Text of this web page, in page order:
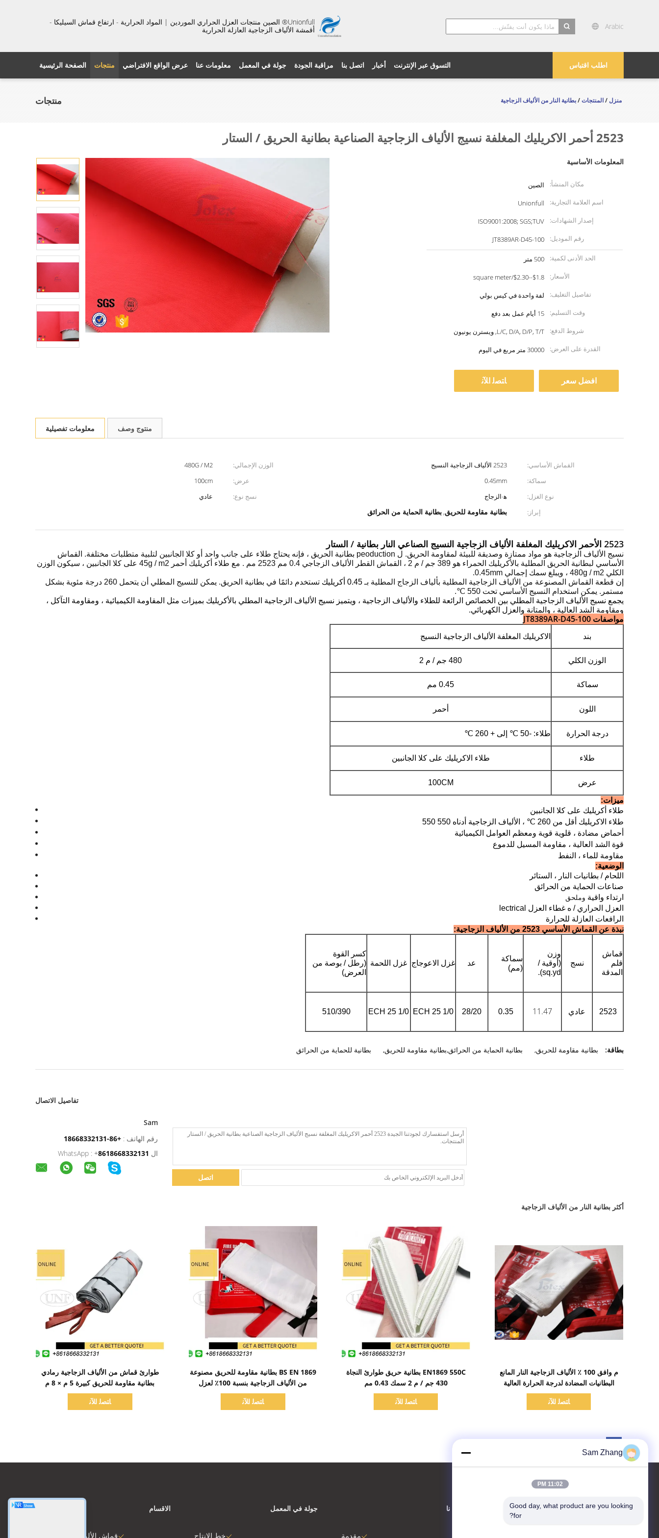
Unionfull® الصين منتجات العزل الحراري الموردين | المواد الحرارية - ارتفاع قماش السيليكا -
أقمشة الألياف الزجاجية العازلة الحرارية
Arabic
اطلب اقتباس الصفحة الرئيسية منتجات عرض الواقع الافتراضي معلومات عنا جولة في المعمل مراقبة الجودة اتصل بنا أخبار التسوق عبر الإنترنت
منتجات منزل/المنتجات/بطانية النار من الألياف الزجاجية
2523 أحمر الاكريليك المغلفة نسيج الألياف الزجاجية الصناعية بطانية الحريق / الستار
المعلومات الأساسية
مكان المنشأ:
الصين
اسم العلامة التجارية:
Unionfull
إصدار الشهادات:
ISO9001:2008; SGS;TUV
رقم الموديل:
JT8389AR-D45-100
الحد الأدنى لكمية:
500 متر
الأسعار:
$1.8--$2.30/square meter
تفاصيل التغليف:
لفة واحدة في كيس بولي
وقت التسليم:
15 أيام عمل بعد دفع
شروط الدفع:
L/C, D/A, D/P, T/T, ويسترن يونيون
القدرة على العرض:
30000 متر مربع في اليوم
افضل سعر ﺎﺘﺼﻟ ﺍﻶﻧ
معلومات تفصيلية منتوج وصف
القماش الأساسي: 2523 الألياف الزجاجية النسيج الوزن الإجمالي:
480G / M2
سماكة:
0.45mm عرض:
100cm
نوع الغزل:
ﻫ-الزجاج نسج نوع:
عادي
إبراز:
بطانية مقاومة للحريق, بطانية الحماية من الحرائق
2523 الأحمر الاكريليك المغلفة الألياف الزجاجية النسيج الصناعي النار بطانية / الستار
نسيج الألياف الزجاجية هو مواد ممتازة وصديقة للبيئة لمقاومة الحريق. ل peoduction بطانية الحريق ، فإنه يحتاج طلاء على جانب واحد أو كلا الجانبين لتلبية متطلبات مختلفة.
القماش
الأساسي لبطانية الحريق المطلية بالأكريليك الحمراء هو 389 جم / م 2
، القماش القطر الألياف الزجاجي 0.4 مم 2523 مم . مع طلاء أكريليك أحمر 45g / m2
على كلا الجانبين ، سيكون الوزن
الكلي 480g / m2 ، ويبلغ سمك إجمالي 0.45mm.
إن قطعة القماش المصنوعة من الألياف الزجاجية المطلية بألياف الزجاج المطلية بـ 0.45 أكريليك تستخدم دائمًا في بطانية الحريق.
يمكن للنسيج المطلي أن يتحمل 260 درجة مئوية بشكل
مستمر. يمكن استخدام النسيج الأساسي تحت 550 ℃.
يجمع نسيج الألياف الزجاجية المطلي بين الخصائص الرائعة للطلاء والألياف الزجاجية ، ويتميز نسيج الألياف الزجاجية المطلي بالأكريليك بميزات مثل المقاومة الكيميائية ، ومقاومة التآكل ،
ومقاومة الشد العالية ، والمتانة والعزل الكهربائي.
مواصفات JT8389AR-D45-100
بند الاكريليك المغلفة الألياف الزجاجية النسيج
الوزن الكلي 480 جم / م 2
سماكة 0.45 مم
اللون أحمر
درجة الحرارة طلاء: -50 ℃ إلى + 260 ℃
طلاء طلاء الاكريليك على كلا الجانبين
عرض 100CM
ميزات:
طلاء أكريليك على كلا الجانبين
طلاء الاكريليك أقل من 260 ℃ ،
الألياف الزجاجية أدناه 550 550
أحماض مضادة ، قلوية قوية ومعظم العوامل الكيميائية
قوة الشد العالية ، مقاومة المسيل للدموع
مقاومة للماء ، النفط
الوضعية:
اللحام / بطانيات النار ، الستائر
صناعات الحماية من الحرائق
ارتداء واقية وملحق
العزل الحراري / ه غطاء العزل lectrical
الرافعات العازلة للحرارة
نبذة عن القماش الأساسي 2523 من الألياف الزجاجية:
قماش
قلم
المدقة
نسج
وزن
(أوقية /
sq.yd).
سماكة
(مم)
عد غزل الاعوجاج غزل اللحمة
كسر القوة
(رطل / بوصة من
العرض)
2523 عادي 11.47
0.35
28/20
ECH 25 1/0
ECH 25 1/0
510/390
بطاقة: بطانية مقاومة للحريق, بطانية الحماية من الحرائق,بطانية مقاومة للحريق, بطانية للحماية من الحرائق
تفاصيل الاتصال
Sam
رقم الهاتف : +86-18668332131
ال WhatsApp :
+8618668332131
اتصل
أكثر بطانية النار من الألياف الزجاجية
اظهر التفاصيل
طوارئ قماش من الألياف الزجاجية رمادي
بطانية مقاومة للحريق كبيرة 5 م × 8 م
للسيارة
ﺎﺘﺼﻟ ﺍﻶﻧ
BS EN 1869 بطانية مقاومة للحريق مصنوعة
من الألياف الزجاجية بنسبة 100٪ لعزل
حراري لمحطة الوقود
ﺎﺘﺼﻟ ﺍﻶﻧ
EN1869 550C بطانية حريق طوارئ النجاة
430 جم / م 2 سمك 0.43 مم
ﺎﺘﺼﻟ ﺍﻶﻧ
اظهر التفاصيل
م وافق 100 ٪ الألياف الزجاجية النار المانع
البطانيات المضادة لدرجة الحرارة العالية
ﺎﺘﺼﻟ ﺍﻶﻧ
الاقسام
قماش الألياف الزجاجية
جولة في المعمل
خط الانتاج
حول نا
مقدمة
اتصل بنا
Sam Zhang
11:02 PM
Good day, what product are you looking
for?